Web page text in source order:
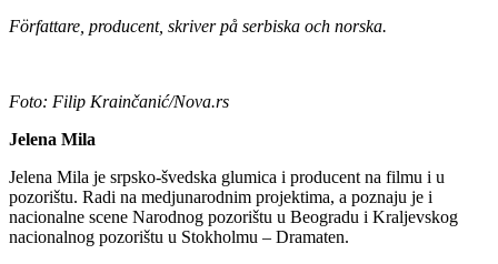
Författare, producent, skriver på serbiska och norska.
Foto: Filip Krainčanić/Nova.rs
Jelena Mila
Jelena Mila je srpsko-švedska glumica i producent na filmu i u
pozorištu. Radi na medjunarodnim projektima, a poznaju je i
nacionalne scene Narodnog pozorištu u Beogradu i Kraljevskog
nacionalnog pozorištu u Stokholmu – Dramaten.